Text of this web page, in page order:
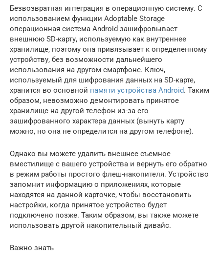
Безвозвратная интеграция в операционную систему. С
использованием функции Adoptable Storage
операционная система Android зашифровывает
внешнюю SD-карту, используемую как внутреннее
хранилище, поэтому она привязывает к определенному
устройству, без возможности дальнейшего
использования на другом смартфоне. Ключ,
используемый для шифрования данных на SD-карте,
хранится во основной памяти устройства Android. Таким
образом, невозможно демонтировать принятое
хранилище на другой телефон из-за его
зашифрованного характера данных (вынуть карту
можно, но она не определится на другом телефоне).
Однако вы можете удалить внешнее съемное
вместилище с вашего устройства и вернуть его обратно
в режим работы простого флеш-накопителя. Устройство
запомнит информацию о приложениях, которые
находятся на данной карточке, чтобы восстановить
настройки, когда принятое устройство будет
подключено позже. Таким образом, вы также можете
использовать другой накопительный дивайс.
Важно знать